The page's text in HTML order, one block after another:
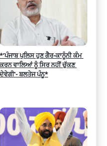
*’ਪੰਜਾਬ ਪੁਲਿਸ ਹੁਣ ਗੈਰ-ਕਾਨੂੰਨੀ ਕੰਮ
ਕਰਨ ਵਾਲਿਆਂ ਨੂੰ ਸਿਰ ਨਹੀਂ ਚੁੱਕਣ
ਦੇਵੇਗੀ’- ਬਲਤੇਜ ਪੰਨੂ*